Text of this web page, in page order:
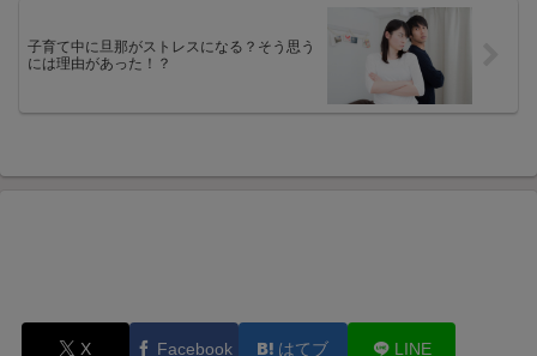
X Facebook はてブ LINE
子育て中に旦那がストレスになる？そう思う
には理由があった！？